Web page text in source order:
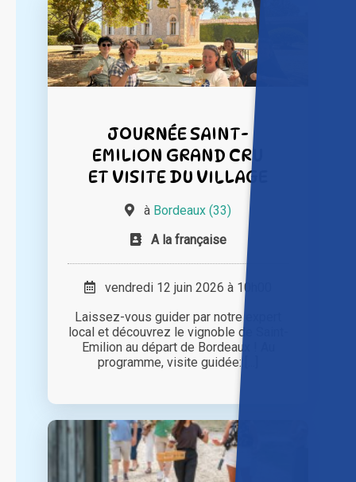
JOURNÉE SAINT-
EMILION GRAND CRU
ET VISITE DU VILLAGE
à Bordeaux (33)
A la française
vendredi 12 juin 2026 à 10h00
Laissez-vous guider par notre expert
local et découvrez le vignoble de Saint-
Emilion au départ de Bordeaux ! Au
programme, visite guidée: [...]